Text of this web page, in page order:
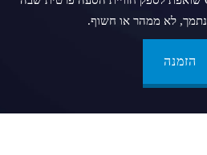
לא ממהר או חשוף.
הזמנה